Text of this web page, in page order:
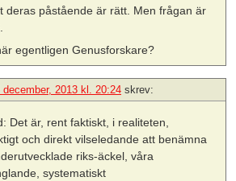
deras påstående är rätt. Men frågan är
egentligen Genusforskare?
december, 2013 kl. 20:24 skrev:
Det är, rent faktiskt, i realiteten,
och direkt vilseledande att benämna
riks-äckel, våra
systematiskt